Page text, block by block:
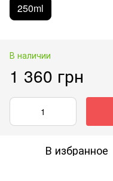
250ml
В наличии
1 360 грн
В избранное